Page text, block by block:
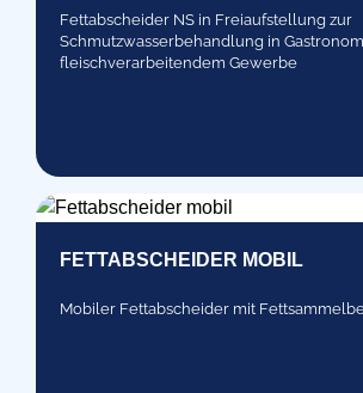
Fettabscheider NS in Freiaufstellung zur
Schmutzwasserbehandlung in
fleischverarbeitendem Gewerbe
FETTABSCHEIDER MOBIL
Mobiler Fettabscheider mit